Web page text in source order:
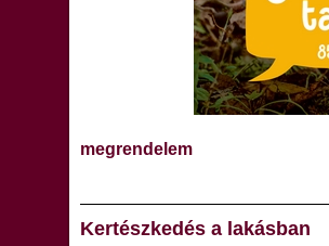
megrendelem
Kertészkedés a lakásban